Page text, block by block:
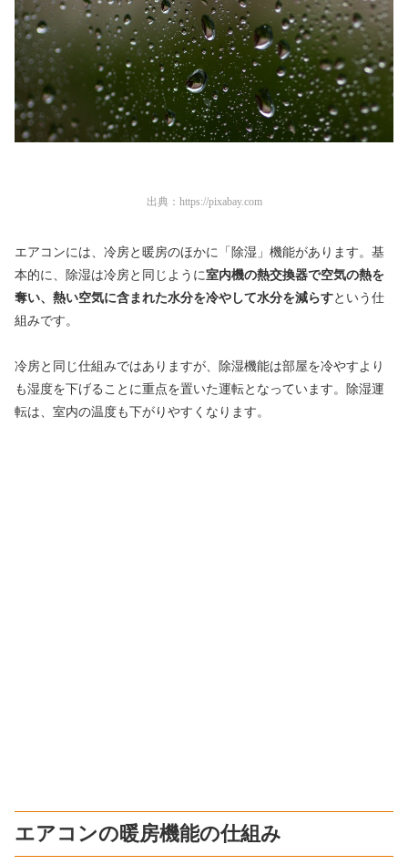
出典： https://pixabay.com
エアコンには、冷房と暖房のほかに「除湿」機能があります。基
本的に、除湿は冷房と同じように室内機の熱交換器で空気の熱を
奪い、熱い空気に含まれた水分を冷やして水分を減らすという仕
組みです。
冷房と同じ仕組みではありますが、除湿機能は部屋を冷やすより
も湿度を下げることに重点を置いた運転となっています。除湿運
転は、室内の温度も下がりやすくなります。
エアコンの暖房機能の仕組み